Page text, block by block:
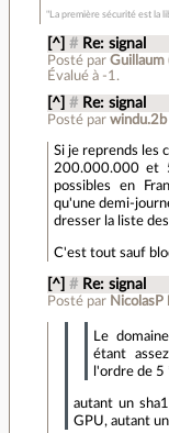
"La première sécurité est la
[^] # Re: signal
Posté par Guillaum(
Évalué à -1 .
[^] # Re: signal
Posté par windu.2b
Si je reprends les
200.000.000 et
possibles en
qu'une demi-
dresser la liste
C'est tout sauf
[^] # Re: signal
Posté par NicolasP
Le
étant
l'ordre de 5
autant un
GPU, autant